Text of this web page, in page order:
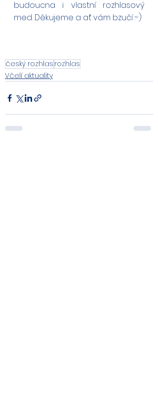
budoucna i vlastní rozhlasový
med. Děkujeme a ať vám bzučí :-)
český rozhlas rozhlas
Včelí aktuality